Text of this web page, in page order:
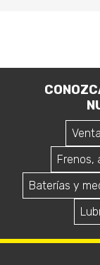
Frenos,
Baterías y